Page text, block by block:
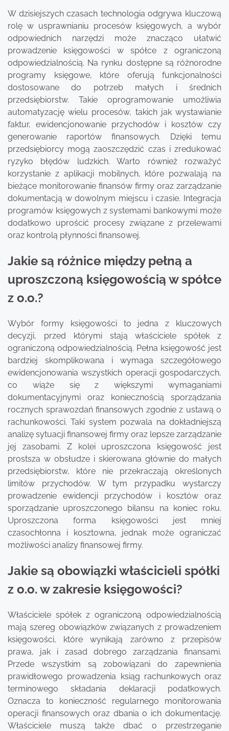
W dzisiejszych czasach technologia odgrywa kluczową
rolę w usprawnianiu procesów księgowych, a wybór
odpowiednich narzędzi może znacząco ułatwić
prowadzenie księgowości w spółce z ograniczoną
odpowiedzialnością. Na rynku dostępne są różnorodne
programy księgowe, które oferują funkcjonalności
dostosowane do potrzeb małych i średnich
przedsiębiorstw. Takie oprogramowanie umożliwia
automatyzację wielu procesów, takich jak wystawianie
faktur, ewidencjonowanie przychodów i kosztów czy
generowanie raportów finansowych. Dzięki temu
przedsiębiorcy mogą zaoszczędzić czas i zredukować
ryzyko błędów ludzkich. Warto również rozważyć
korzystanie z aplikacji mobilnych, które pozwalają na
bieżące monitorowanie finansów firmy oraz zarządzanie
dokumentacją w dowolnym miejscu i czasie. Integracja
programów księgowych z systemami bankowymi może
dodatkowo uprościć procesy związane z przelewami
oraz kontrolą płynności finansowej.
Jakie są różnice między pełną a
uproszczoną księgowością w spółce
z o.o.?
Wybór formy księgowości to jedna z kluczowych
decyzji, przed którymi stają właściciele spółek z
ograniczoną odpowiedzialnością. Pełna księgowość jest
bardziej skomplikowana i wymaga szczegółowego
ewidencjonowania wszystkich operacji gospodarczych,
co wiąże się z większymi wymaganiami
dokumentacyjnymi oraz koniecznością sporządzania
rocznych sprawozdań finansowych zgodnie z ustawą o
rachunkowości. Taki system pozwala na dokładniejszą
analizę sytuacji finansowej firmy oraz lepsze zarządzanie
jej zasobami. Z kolei uproszczona księgowość jest
prostsza w obsłudze i skierowana głównie do małych
przedsiębiorstw, które nie przekraczają określonych
limitów przychodów. W tym przypadku wystarczy
prowadzenie ewidencji przychodów i kosztów oraz
sporządzanie uproszczonego bilansu na koniec roku.
Uproszczona forma księgowości jest mniej
czasochłonna i kosztowna, jednak może ograniczać
możliwości analizy finansowej firmy.
Jakie są obowiązki właścicieli spółki
z o.o. w zakresie księgowości?
Właściciele spółek z ograniczoną odpowiedzialnością
mają szereg obowiązków związanych z prowadzeniem
księgowości, które wynikają zarówno z przepisów
prawa, jak i zasad dobrego zarządzania finansami.
Przede wszystkim są zobowiązani do zapewnienia
prawidłowego prowadzenia ksiąg rachunkowych oraz
terminowego składania deklaracji podatkowych.
Oznacza to konieczność regularnego monitorowania
operacji finansowych oraz dbania o ich dokumentację.
Właściciele muszą także dbać o przestrzeganie